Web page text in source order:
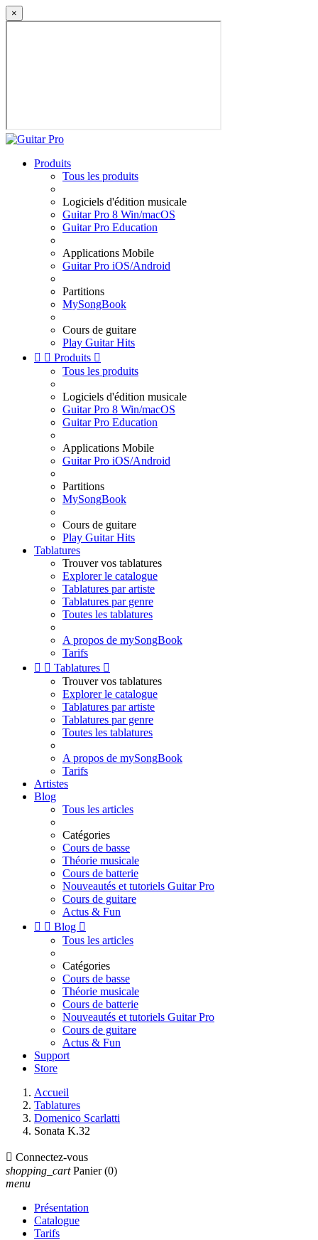
×
Produits
Tous les produits
Logiciels d'édition musicale
Guitar Pro 8 Win/macOS
Guitar Pro Education
Applications Mobile
Guitar Pro iOS/Android
Partitions
MySongBook
Cours de guitare
Play Guitar Hits
  Produits 
Tous les produits
Logiciels d'édition musicale
Guitar Pro 8 Win/macOS
Guitar Pro Education
Applications Mobile
Guitar Pro iOS/Android
Partitions
MySongBook
Cours de guitare
Play Guitar Hits
Tablatures
Trouver vos tablatures
Explorer le catalogue
Tablatures par artiste
Tablatures par genre
Toutes les tablatures
A propos de mySongBook
Tarifs
  Tablatures 
Trouver vos tablatures
Explorer le catalogue
Tablatures par artiste
Tablatures par genre
Toutes les tablatures
A propos de mySongBook
Tarifs
Artistes
Blog
Tous les articles
Catégories
Cours de basse
Théorie musicale
Cours de batterie
Nouveautés et tutoriels Guitar Pro
Cours de guitare
Actus & Fun
  Blog 
Tous les articles
Catégories
Cours de basse
Théorie musicale
Cours de batterie
Nouveautés et tutoriels Guitar Pro
Cours de guitare
Actus & Fun
Support
Store
Accueil
Tablatures
Domenico Scarlatti
Sonata K.32
 Connectez-vous
shopping_cart Panier (0)
menu
Présentation
Catalogue
Tarifs